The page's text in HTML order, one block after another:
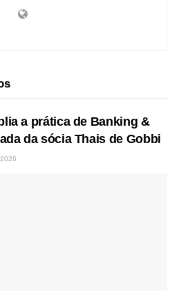
a prática de Banking &
da sócia Thais de Gobbi